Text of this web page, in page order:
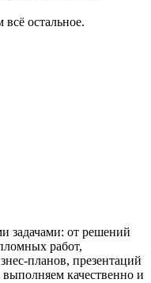
всё остальное.
задачами: от решений
работ,
планов, презентаций
качественно и